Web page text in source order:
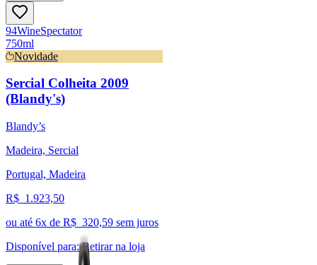
94WineSpectator
750ml
Novidade
Sercial Colheita 2009
(Blandy's)
Blandy’s
Madeira, Sercial
Portugal, Madeira
R$ 1.923,50
ou até 6x de R$ 320,59 sem juros
Disponível para: Retirar na loja